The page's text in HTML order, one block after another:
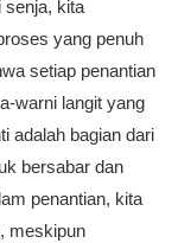
senja, kita
yang penuh
setiap penantian
warni langit yang
adalah bagian dari
bersabar dan
penantian, kita
meskipun